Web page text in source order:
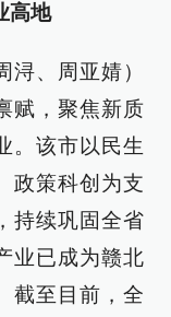
高地
、周亚婧）
赋，聚焦新质
。该市以民生
政策科创为支
持续巩固全省
业已成为赣北
截至目前，全